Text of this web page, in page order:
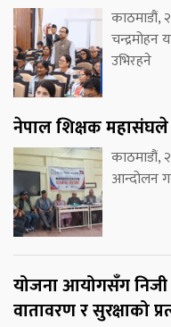
काठमाडौं,
चन्द्रमोहन
उभिरहने
नेपाल शिक्षक
काठमाडौं,
आन्दोलन
योजना आयोगसँग
वातावरण र सुरक्षाको